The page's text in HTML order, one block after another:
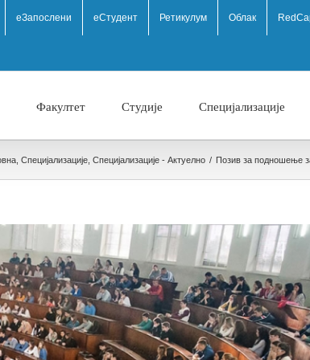
eЗапослени еСтудент Ретикулум Облак
Факултет Студије Специјализације
Специјализације Специјализације - Актуелно / Позив за подношење